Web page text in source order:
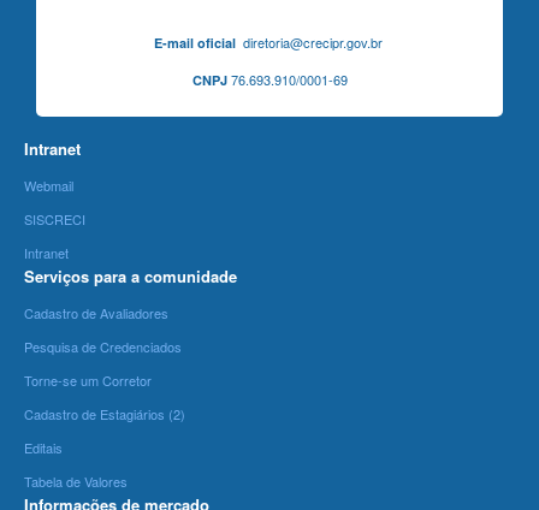
E-mail oficialdiretoria@crecipr.gov.br
CNPJ76.693.910/0001-69
Intranet
Webmail
SISCRECI
Intranet
Serviços para a comunidade
Cadastro de Avaliadores
Pesquisa de Credenciados
Torne-se um Corretor
Cadastro de Estagiários (2)
Editais
Tabela de Valores
Informações de mercado